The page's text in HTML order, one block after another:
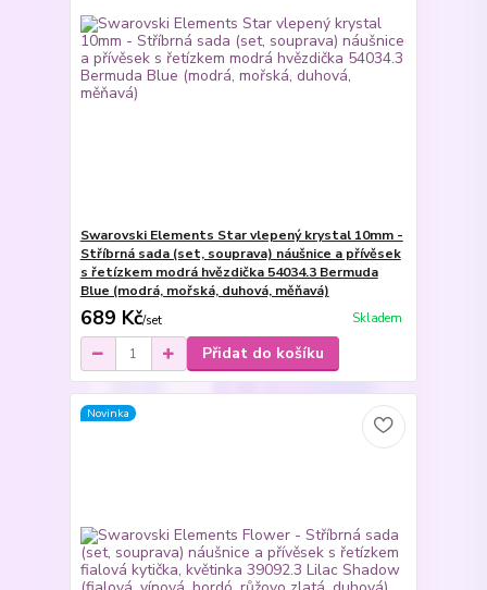
Swarovski Elements Star vlepený krystal 10mm -
Stříbrná sada (set, souprava) náušnice a přívěsek
s řetízkem modrá hvězdička 54034.3 Bermuda
Blue (modrá, mořská, duhová, měňavá)
689 Kč/set Skladem
Přidat do košíku
Novinka